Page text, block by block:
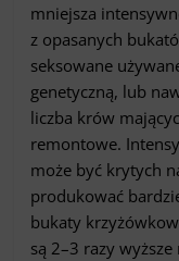
mniejsza
z opasanych
seksowane
genetyczną, lub
liczba krów
remontowe.
może być krytych
produkować
bukaty
są 2–3 razy